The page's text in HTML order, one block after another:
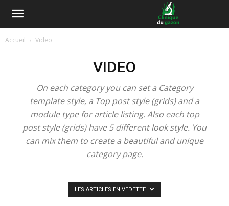
Accueil Video
VIDEO
On each category you can set a Category
template style, a Top post style (grids) and a
module type for article listing. Also each top
post style (grids) have 5 different look style. You
can mix them to create a beautiful and unique
category page.
LES ARTICLES EN VEDETTE